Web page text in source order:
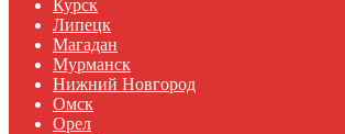
Курск
Липецк
Магадан
Мурманск
Нижний Новгород
Омск
Орел